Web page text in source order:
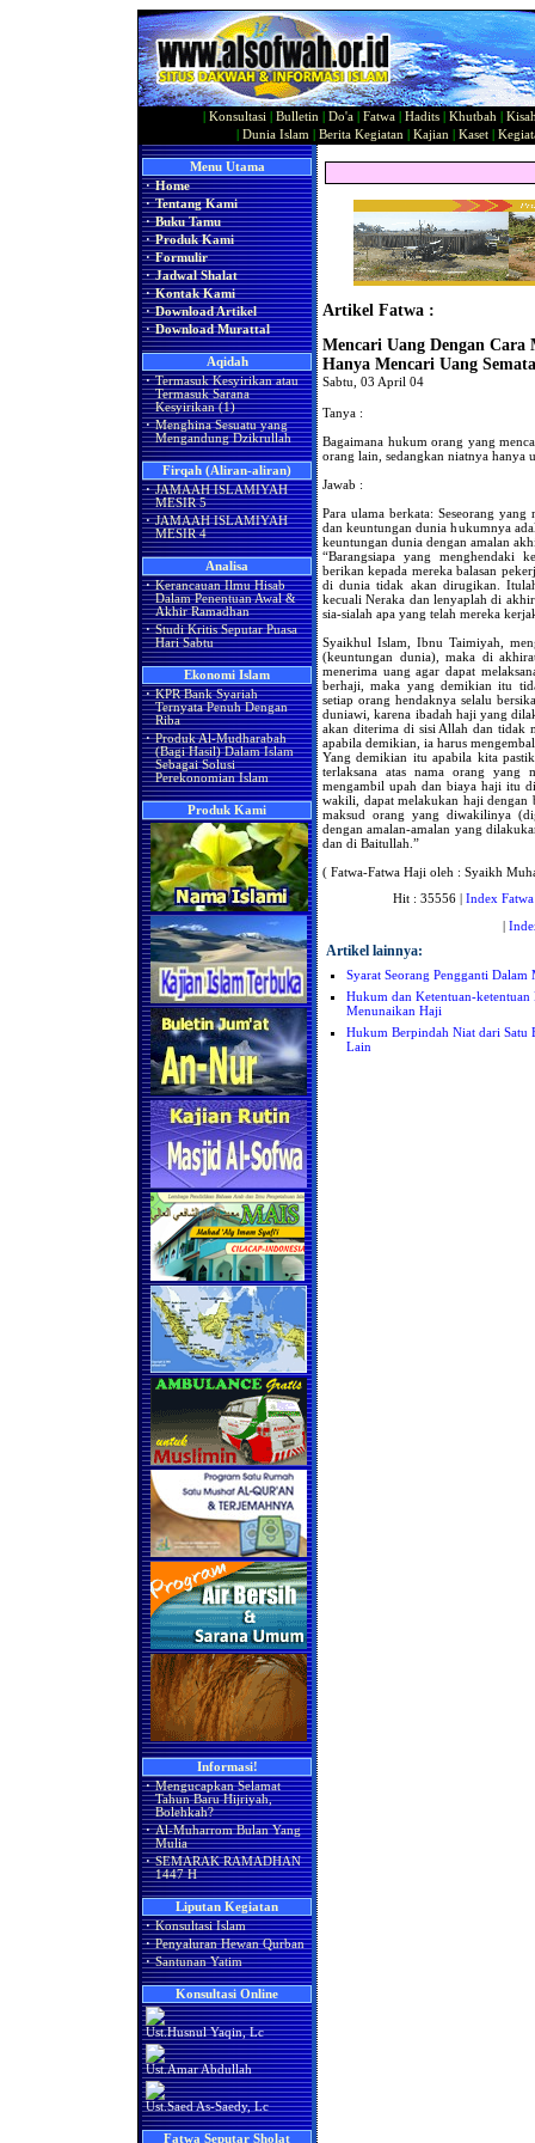
Konsultasi Bulletin Do'a Fatwa Hadits Khutbah
Dunia Islam Berita Kegiatan Kajian Kaset|
Menu Utama
· Home
· Tentang Kami
· Buku Tamu
· Produk Kami
· Formulir
· Jadwal Shalat
· Kontak Kami
· Download Artikel
· Download Murattal
Aqidah
· Termasuk Kesyirikan atau
Termasuk Sarana
Kesyirikan (1)
· Menghina Sesuatu yang
Mengandung Dzikrullah
Firqah (Aliran-aliran)
· JAMAAH ISLAMIYAH
MESIR 5
· JAMAAH ISLAMIYAH
MESIR 4
Analisa
· Kerancauan Ilmu Hisab
Dalam Penentuan Awal &
Akhir Ramadhan
· Studi Kritis Seputar Puasa
Hari Sabtu
Ekonomi Islam
· KPR Bank Syariah
Ternyata Penuh Dengan
Riba
· Produk Al-Mudharabah
(Bagi Hasil) Dalam Islam
Sebagai Solusi
Perekonomian Islam
Produk Kami
Informasi!
· Mengucapkan Selamat
Tahun Baru Hijriyah,
Bolehkah?
· Al-Muharrom Bulan Yang
Mulia
· SEMARAK RAMADHAN
1447 H
Liputan Kegiatan
· Konsultasi Islam
· Penyaluran Hewan Qurban
· Santunan Yatim
Konsultasi Online
Ust.Husnul Yaqin, Lc
Ust.Amar Abdullah
Ust.Saed As-Saedy, Lc
Fatwa Seputar Sholat
Artikel Fatwa :
Mencari Uang Dengan
Hanya Mencari Uang Semata
Sabtu, 03 April 04
Tanya :
Bagaimana hukum orang yang
orang lain, sedangkan niatnya hanya
Jawab :
Para ulama berkata: Seseorang
dan keuntungan dunia hukumnya
keuntungan dunia dengan amalan
“Barangsiapa yang menghendaki
berikan kepada mereka balasan
di dunia tidak akan dirugikan.
kecuali Neraka dan lenyaplah di
sia-sialah apa yang telah mereka
Syaikhul Islam, Ibnu Taimiyah,
(keuntungan dunia), maka di
menerima uang agar dapat
berhaji, maka yang demikian itu
setiap orang hendaknya selalu
duniawi, karena ibadah haji yang
akan diterima di sisi Allah dan tidak
apabila demikian, ia harus
Yang demikian itu apabila kita
terlaksana atas nama orang yang
mengambil upah dan biaya haji itu
wakili, dapat melakukan haji
maksud orang yang diwakilinya
dengan amalan-amalan yang
dan di Baitullah.”
( Fatwa-Fatwa Haji oleh : Syaikh
Hit : 35556 | Index Fatwa
|
Artikel lainnya:
Syarat Seorang Pengganti
Hukum dan Ketentuan-
Menunaikan Haji
Hukum Berpindah Niat dari Satu
Lain